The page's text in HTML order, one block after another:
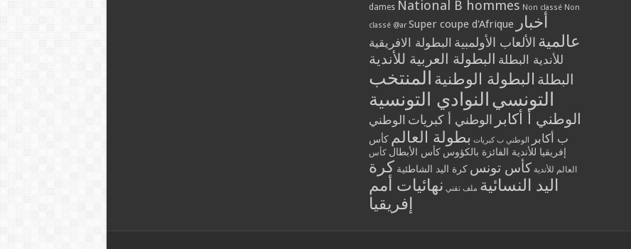
dames National B hommes Non classé Non
classé @ar Super coupe d'Afrique أخبار
عالمية الألعاب الأولمبية البطولة الافريقية
للأندية البطلة البطولة العربية للأندية
البطلة البطولة الوطنية المنتخب
التونسي النوادي التونسية
الوطني أ أكابر الوطني أ كبريات الوطني
ب أكابر
الوطني ب كبريات بطولة العالم كأس
إفريقيا للأندية الفائزة بالكؤوس كأس الأبطال كأس
العالم للأندية كأس تونس كرة اليد الشاطئية كرة
اليد النسائية ملف تقني نهائيات أمم
إفريقيا